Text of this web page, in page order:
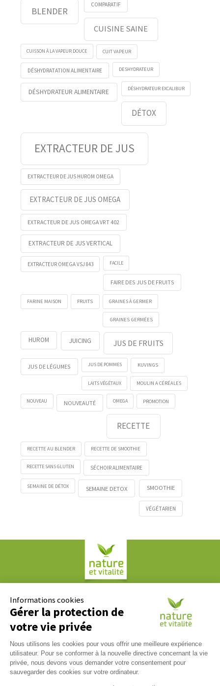
BLENDER
COMPARATIF
CUISINE SAINE
CUISSON À LA VAPEUR DOUCE CUIT VAPEUR
DÉSHYDRATATION ALIMENTAIRE DESHYDRATEUR
DÉSHYDRATEUR ALIMENTAIRE DÉSHYDRATEUR EXCALIBUR
DÉTOX
EXTRACTEUR DE JUS
EXTRACTEUR DE JUS HUROM OMEGA
EXTRACTEUR DE JUS OMEGA
EXTRACTEUR DE JUS OMEGA VRT 402
EXTRACTEUR DE JUS VERTICAL
EXTRACTEUR OMEGA VSJ 843 FACILE
FAIRE DES JUS DE FRUITS
FARINE MAISON FRUITS GRAINES À GERMER
GRAINES GERMÉES
HUROM JUICING JUS DE FRUITS
JUS DE LÉGUMES JUS DE POMMES KUVINGS
LAITS VÉGÉTAUX MOULIN A CÉRÉALES
NOUVEAU NOUVEAUTÉ OMEGA PROMOTION
RECETTE
RECETTE AU BLENDER RECETTE DE SMOOTHIE
RECETTE SANS GLUTEN SÉCHOIR ALIMENTAIRE
SEMAINE DE DÉTOX SEMAINE DETOX SMOOTHIE
VÉGÉTARIEN
61, rue Paul Duvivier
69007 LYON
Nous répondons à tous vos messages du lundi au vendredi
09h00 / 17h00. Contactez-nous via notreformulaire de
contact.
Informations cookies
Gérer la protection de
votre vie privée
Nous utilisons les cookies pour vous offrir une meilleure expérience
utilisateur. Pour se conformer à la nouvelle directive concernant la vie
privée, nous devons vous demander votre consentement pour
sauvegarder des cookies sur votre ordinateur.